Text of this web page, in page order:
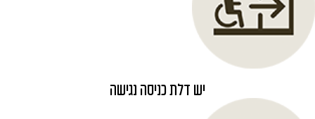
יש דלת כניסה נגישה